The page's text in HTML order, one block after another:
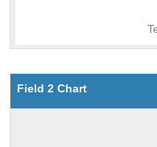
Field 2 Chart